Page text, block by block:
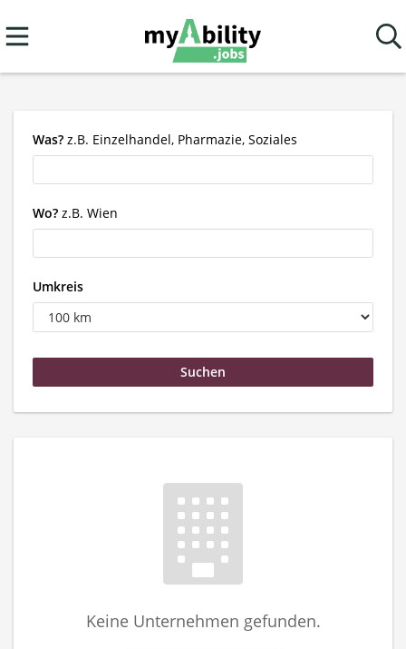
Was? z.B. Einzelhandel, Pharmazie, Soziales
Wo? z.B. Wien
Umkreis
Keine Unternehmen gefunden.